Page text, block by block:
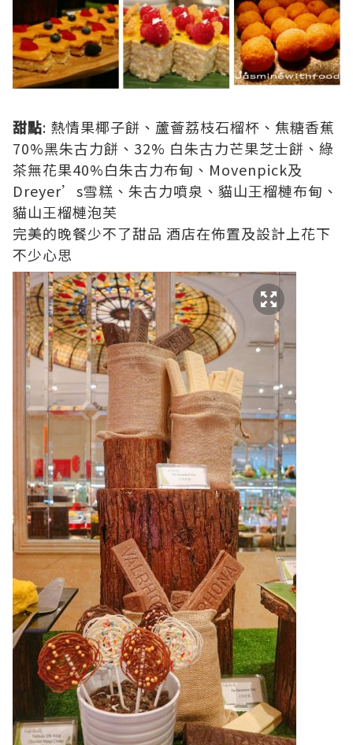
甜點: 熱情果椰子餅、蘆薈荔枝石榴杯、焦糖香蕉
70%黑朱古力餅、32% 白朱古力芒果芝士餅、綠
茶無花果40%白朱古力布甸、Movenpick及
Dreyer’s雪糕、朱古力噴泉、貓山王榴槤布甸、
貓山王榴槤泡芙
完美的晚餐少不了甜品 酒店在佈置及設計上花下
不少心思